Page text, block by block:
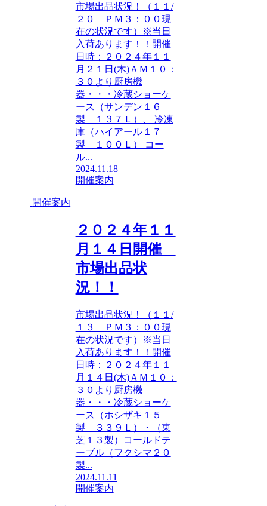
市場出品状況！（１１/
２０ ＰＭ３：００現
在の状況です）※当日
入荷あります！！開催
日時：２０２４年１１
月２１日(木)ＡＭ１０：
３０より厨房機
器・・・冷蔵ショーケ
ース（サンデン１６
製 １３７Ｌ）、 冷凍
庫（ハイアール１７
製 １００Ｌ） コー
ル...
2024.11.18
開催案内
開催案内
２０２４年１１
月１４日開催
市場出品状
況！！
市場出品状況！（１１/
１３ ＰＭ３：００現
在の状況です）※当日
入荷あります！！開催
日時：２０２４年１１
月１４日(木)ＡＭ１０：
３０より厨房機
器・・・冷蔵ショーケ
ース（ホシザキ１５
製 ３３９Ｌ）・（東
芝１３製）コールドテ
ーブル（フクシマ２０
製...
2024.11.11
開催案内